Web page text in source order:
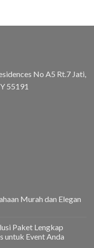
No A5 Rt.7 Jati,
55191
Murah dan Elegan
Paket Lengkap
untuk Event Anda